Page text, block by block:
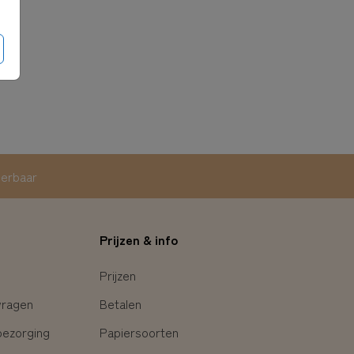
Prijzen & info
Prijzen
Betalen
Papiersoorten